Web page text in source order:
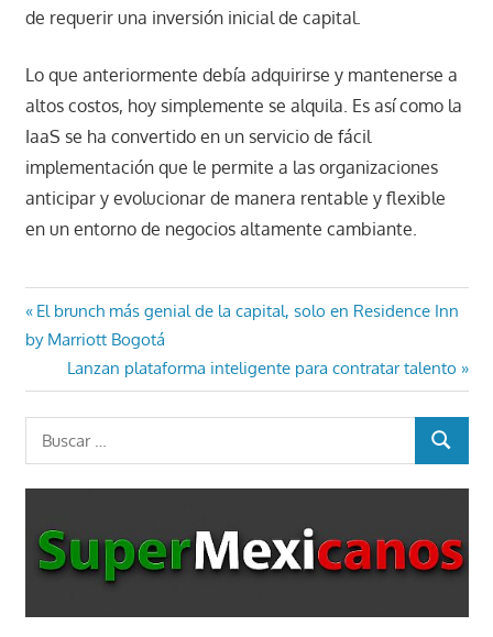
de requerir una inversión inicial de capital.
Lo que anteriormente debía adquirirse y mantenerse a
altos costos, hoy simplemente se alquila. Es así como la
IaaS se ha convertido en un servicio de fácil
implementación que le permite a las organizaciones
anticipar y evolucionar de manera rentable y flexible
en un entorno de negocios altamente cambiante.
Navegación
de
entradas
Entrada
anterior:
El brunch más genial de la capital, solo en Residence Inn
by Marriott Bogotá
Entrada
siguiente:
Lanzan plataforma inteligente para contratar talento
BUSCAR